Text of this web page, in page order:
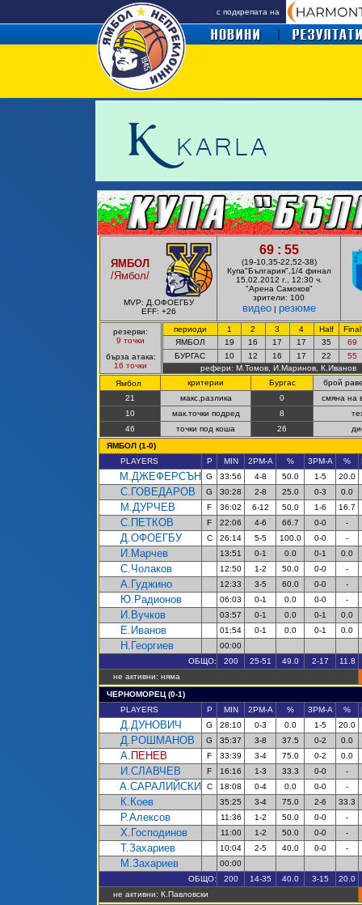
с подкрепата на
ЯМБОЛ
/Ямбол/
MVP: Д.ОФОЕГБУ
EFF: +26
69 : 55
(19-10,35-22,52-38)
Купа"България",1/4 финал
15.02. 2012 г., 12:30 ч.
"Арена Самоков"
зрители: 100
видео| резюме
резерви:
9 точки
бърза атака:
16 точки
периоди 1 2 3 4 Half
Final
ЯМБОЛ
19 16 17 17 35
69
БУРГАС
10 12 16 17 22
55
рефери: М.Томов, И.Маринов, К.Иванов
Ямбол
критерии Бургас
брой
21
макс.разлика 0
смяна на
10
мак.точки подред 8
46
точки под коша 26
ЯМБОЛ (1-0)
PLAYERS
P MIN 2PM-A % 3PM-A %
М.ДЖЕФЕРСЪН G 33:56 4-8 50.0 1-5 20.0
С.ГОВЕДАРОВ G 30:28 2-8 25.0 0-3 0.0
М.ДУРЧЕВ F 36:02 6-12 50.0 1-6 16.7
С.ПЕТКОВ F 22:06 4-6 66.7 0-0 -
Д.ОФОЕГБУ C 26:14 5-5 100.0 0-0 -
И.Марчев 13:51 0-1 0.0 0-1 0.0
С.Чолаков 12:50 1-2 50.0 0-0 -
А.Гуджино 12:33 3-5 60.0 0-0 -
Ю.Радионов 06:03 0-1 0.0 0-0 -
И. Вучков 03:57 0-1 0.0 0-1 0.0
Е.Иванов 01:54 0-1 0.0 0-1 0.0
Н.Георгиев
00:00
ОБЩО:
200 25-51 49.0 2-17
11.8
не активни: няма
ЧЕРНОМОРЕЦ (0-1)
PLAYERS
P MIN 2PM-A % 3PM-A %
Д.ДУНОВИЧ G 28:10 0-3 0.0 1-5 20.0
Д.РОШМАНОВ G 35:37 3-8 37.5 0-2 0.0
А.ПЕНЕВ F 33:39 3-4 75.0 0-2 0.0
И.СЛАВЧЕВ F 16:16 1-3 33.3 0-0 -
А.САРАЛИЙСКИ C 18:08 0-4 0.0 0-0 -
К.Коев 35:25 3-4 75.0 2-6 33.3
Р.Алексов 11:36 1-2 50.0 0-0 -
Х.Господинов 11:00 1-2 50.0 0-0 -
Т.Захариев 10:04 2-5 40.0 0-0 -
М.Захариев
00:00
ОБЩО:
200 14-35 40.0 3-15
20.0
не активни: К.Павловски